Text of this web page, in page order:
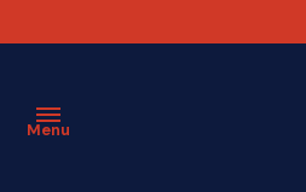
Menu